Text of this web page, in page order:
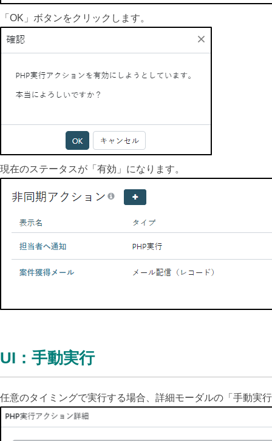
「OK」ボタンをクリックします。
現在のステータスが「有効」になります。
UI：手動実行
任意のタイミングで実行する場合、詳細モーダルの「手動実